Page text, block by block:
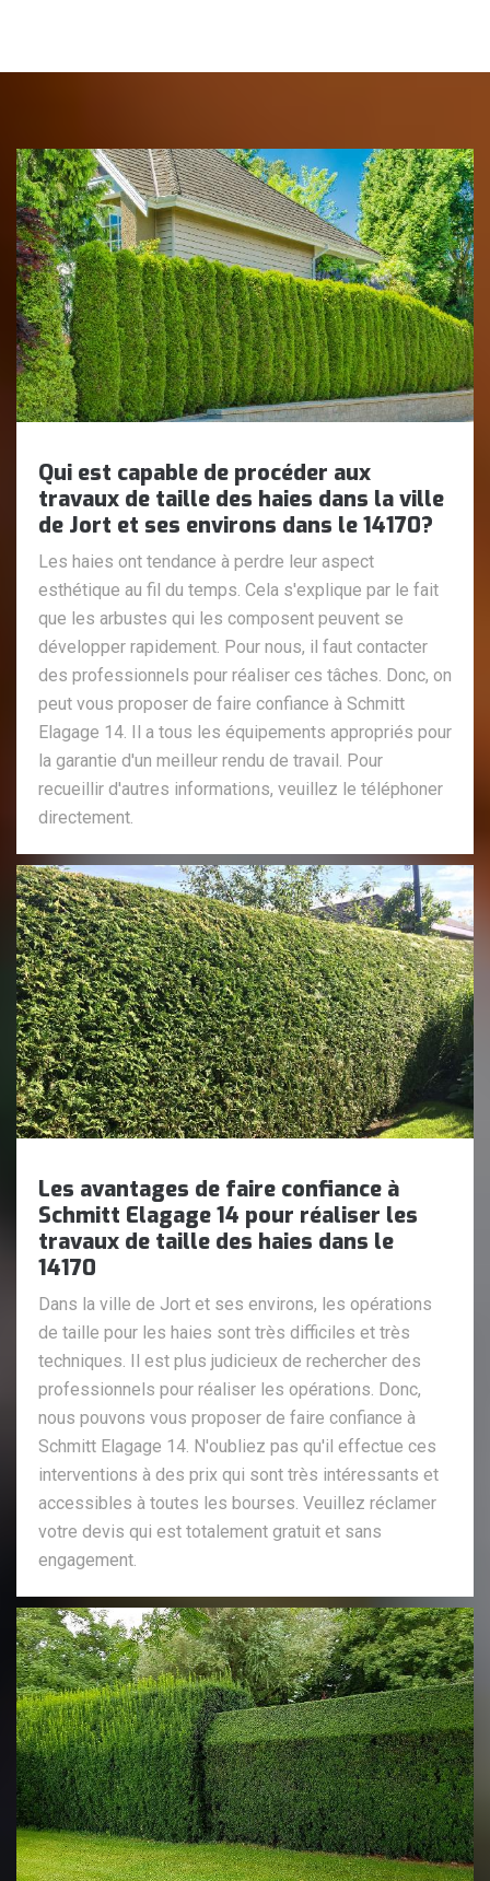
Qui est capable de procéder aux
travaux de taille des haies dans la ville
de Jort et ses environs dans le 14170?
Les haies ont tendance à perdre leur aspect
esthétique au fil du temps. Cela s'explique par le fait
que les arbustes qui les composent peuvent se
développer rapidement. Pour nous, il faut contacter
des professionnels pour réaliser ces tâches. Donc, on
peut vous proposer de faire confiance à Schmitt
Elagage 14. Il a tous les équipements appropriés pour
la garantie d'un meilleur rendu de travail. Pour
recueillir d'autres informations, veuillez le téléphoner
directement.
Les avantages de faire confiance à
Schmitt Elagage 14 pour réaliser les
travaux de taille des haies dans le
14170
Dans la ville de Jort et ses environs, les opérations
de taille pour les haies sont très difficiles et très
techniques. Il est plus judicieux de rechercher des
professionnels pour réaliser les opérations. Donc,
nous pouvons vous proposer de faire confiance à
Schmitt Elagage 14. N'oubliez pas qu'il effectue ces
interventions à des prix qui sont très intéressants et
accessibles à toutes les bourses. Veuillez réclamer
votre devis qui est totalement gratuit et sans
engagement.